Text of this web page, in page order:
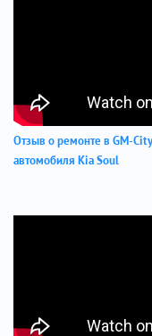
Отзыв о ремонте в GM-City
автомобиля Kia Soul